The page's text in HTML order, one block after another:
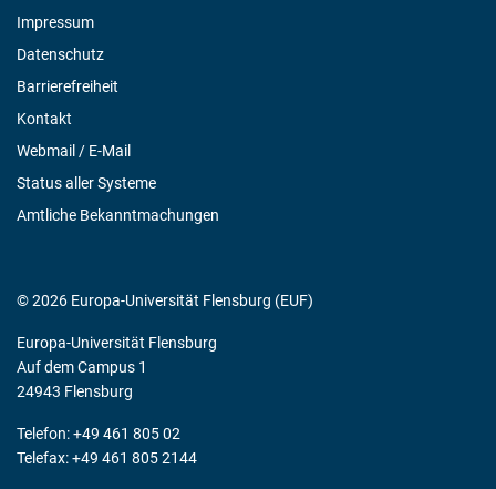
Impressum
Datenschutz
Barrierefreiheit
Kontakt
Webmail / E-Mail
Status aller Systeme
Amtliche Bekanntmachungen
© 2026 Europa-Universität Flensburg (EUF)
Europa-Universität Flensburg
Auf dem Campus 1
24943 Flensburg
Telefon: +49 461 805 02
Telefax: +49 461 805 2144